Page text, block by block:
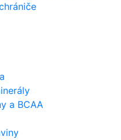
a BCAA